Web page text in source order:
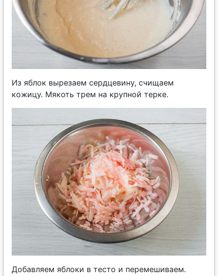
Из яблок вырезаем сердцевину, счищаем
кожицу. Мякоть трем на крупной терке.
Добавляем яблоки в тесто и перемешиваем.